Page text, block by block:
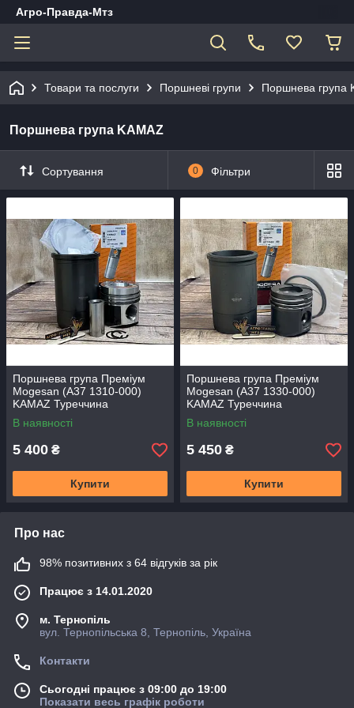
Агро-Правда-Мтз
Товари та послуги Поршневі групи Поршнева група
Поршнева група KAMAZ
Сортування 0 Фільтри
Поршнева група Преміум
Mogesan (A37 1310-000)
KAMAZ Туреччина
В наявності
5 400 ₴
Купити
Поршнева група Преміум
Mogesan (A37 1330-000)
KAMAZ Туреччина
В наявності
5 450 ₴
Купити
Про нас
98% позитивних з 64 відгуків за рік
Працює з 14.01.2020
м. Тернопіль
вул. Тернопільська 8, Тернопіль, Україна
Контакти
Сьогодні працює з 09:00 до 19:00
Показати весь графік роботи